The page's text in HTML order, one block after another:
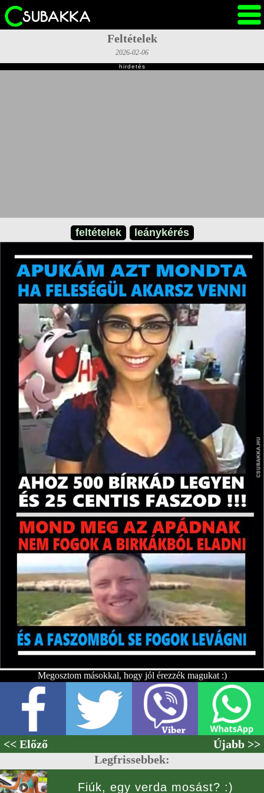
Feltételek
2026-02-06
hirdetés
feltételek leánykérés
Megosztom másokkal, hogy jól érezzék magukat :)
<< Előző
Újabb >>
Legfrissebbek:
Fiúk, egy verda mosást? :)